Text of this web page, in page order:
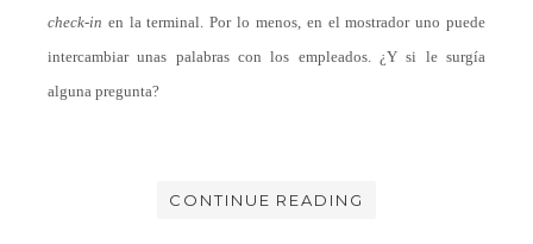
check-in en la terminal. Por lo menos, en el mostrador uno puede
intercambiar unas palabras con los empleados. ¿Y si le surgía
alguna pregunta?
CONTINUE READING